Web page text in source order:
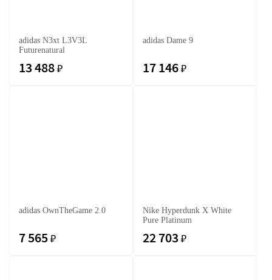
adidas N3xt L3V3L
Futurenatural
13 488 ₽
adidas Dame 9
17 146 ₽
adidas OwnTheGame 2.0
7 565 ₽
Nike Hyperdunk X White
Pure Platinum
22 703 ₽